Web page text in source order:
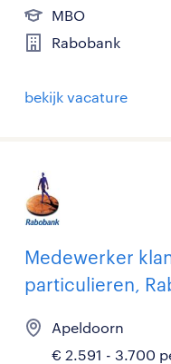
MBO
Rabobank
bekijk vacature
Medewerker
particulieren,
Apeldoorn
€ 2.591 - 3.700